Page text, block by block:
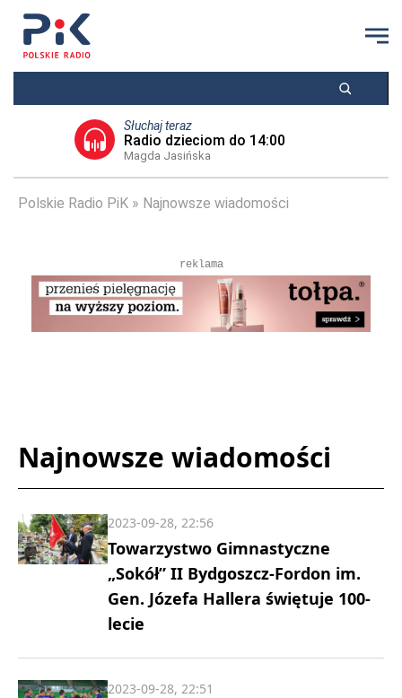
Słuchaj teraz
Radio dzieciom do 14:00
Magda Jasińska
Polskie Radio PiK Najnowsze wiadomości
reklama
Najnowsze wiadomości
Towarzystwo Gimnastyczne
„Sokół” II Bydgoszcz-Fordon im.
Gen. Józefa Hallera świętuje 100-
lecie
2023-09-28, 22:56
2023-09-28, 22:51